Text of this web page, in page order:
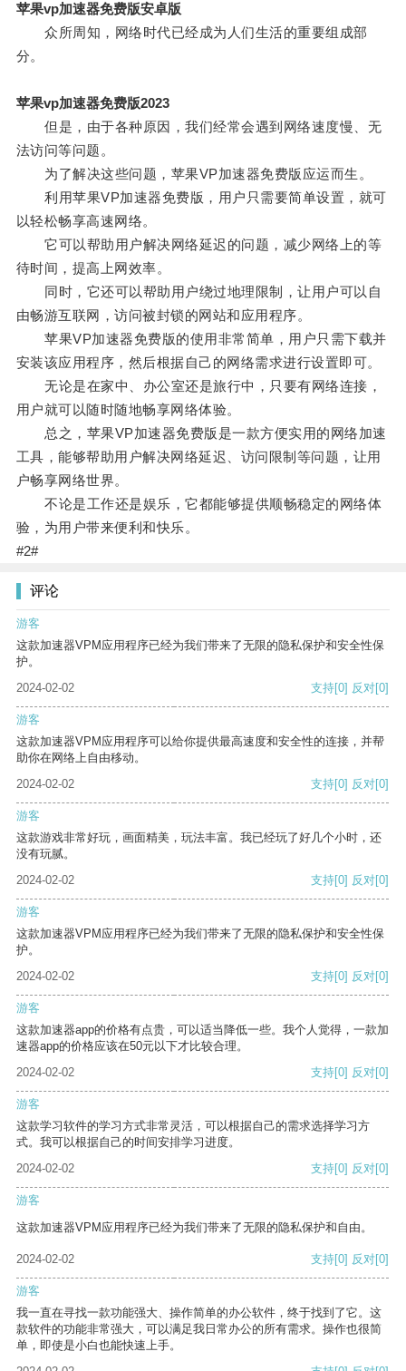
苹果vp加速器免费版安卓版
众所周知，网络时代已经成为人们生活的重要组成部
分。
苹果vp加速器免费版2023
但是，由于各种原因，我们经常会遇到网络速度慢、无
法访问等问题。
为了解决这些问题，苹果VP加速器免费版应运而生。
利用苹果VP加速器免费版，用户只需要简单设置，就可
以轻松畅享高速网络。
它可以帮助用户解决网络延迟的问题，减少网络上的等
待时间，提高上网效率。
同时，它还可以帮助用户绕过地理限制，让用户可以自
由畅游互联网，访问被封锁的网站和应用程序。
苹果VP加速器免费版的使用非常简单，用户只需下载并
安装该应用程序，然后根据自己的网络需求进行设置即可。
无论是在家中、办公室还是旅行中，只要有网络连接，
用户就可以随时随地畅享网络体验。
总之，苹果VP加速器免费版是一款方便实用的网络加速
工具，能够帮助用户解决网络延迟、访问限制等问题，让用
户畅享网络世界。
不论是工作还是娱乐，它都能够提供顺畅稳定的网络体
验，为用户带来便利和快乐。
#2#
评论
游客
这款加速器VPM应用程序已经为我们带来了无限的隐私保护和安全性保
护。
2024-02-02
支持[0] 反对[0]
游客
这款加速器VPM应用程序可以给你提供最高速度和安全性的连接，并帮
助你在网络上自由移动。
2024-02-02
支持[0] 反对[0]
游客
这款游戏非常好玩，画面精美，玩法丰富。我已经玩了好几个小时，还
没有玩腻。
2024-02-02
支持[0] 反对[0]
游客
这款加速器VPM应用程序已经为我们带来了无限的隐私保护和安全性保
护。
2024-02-02
支持[0] 反对[0]
游客
这款加速器app的价格有点贵，可以适当降低一些。我个人觉得，一款加
速器app的价格应该在50元以下才比较合理。
2024-02-02
支持[0] 反对[0]
游客
这款学习软件的学习方式非常灵活，可以根据自己的需求选择学习方
式。我可以根据自己的时间安排学习进度。
2024-02-02
支持[0] 反对[0]
游客
这款加速器VPM应用程序已经为我们带来了无限的隐私保护和自由。
2024-02-02 支持[0] 反对[0]
游客
我一直在寻找一款功能强大、操作简单的办公软件，终于找到了它。这
款软件的功能非常强大，可以满足我日常办公的所有需求。操作也很简
单，即使是小白也能快速上手。